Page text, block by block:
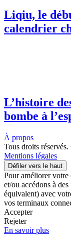
Liqiu, le
calendrier
L’histoire
bombe à
À propos
Tous droits
Mentions légales
Défiler vers le haut
Pour améliorer votre
et/ou accédons à
équivalent) avec
vos terminaux
Accepter
Rejeter
En savoir plus